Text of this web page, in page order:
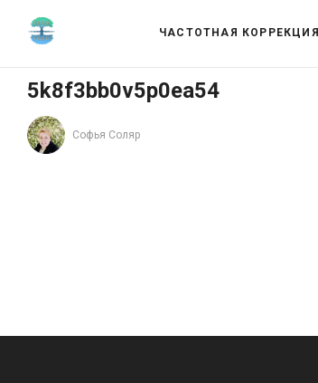
ЧАСТОТНАЯ КОРРЕКЦИЯ
5k8f3bb0v5p0ea54
Софья Соляр